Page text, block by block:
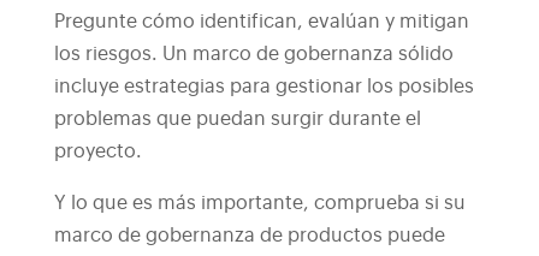
Pregunte cómo identifican, evalúan y mitigan
los riesgos. Un marco de gobernanza sólido
incluye estrategias para gestionar los posibles
problemas que puedan surgir durante el
proyecto.
Y lo que es más importante, comprueba si su
marco de gobernanza de productos puede